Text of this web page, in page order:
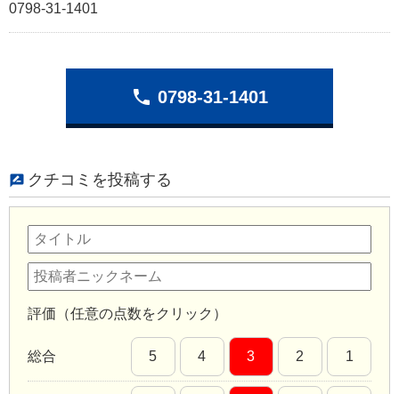
0798-31-1401
phone 0798-31-1401
クチコミを投稿する
評価（任意の点数をクリック）
総合 5 4 3 2 1